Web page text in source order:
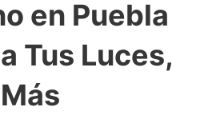
en Puebla
Tus Luces,